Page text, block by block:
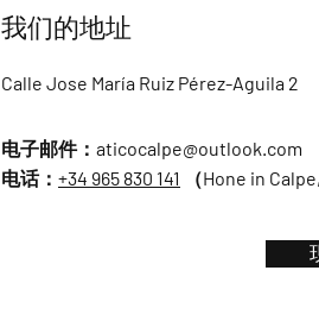
我们的地址
Calle Jose María Ruiz Pérez-Aguila 2
电子邮件： aticocalpe@outlook.com
电话： +34 965 830 141 （Hone in